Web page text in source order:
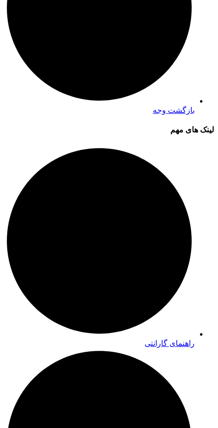
بازگشت وجه
لینک های مهم
راهنمای گارانتی